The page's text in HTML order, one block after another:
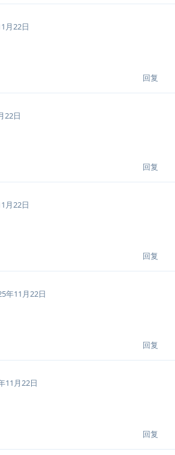
月22日
回复
22日
回复
月22日
回复
年11月22日
回复
11月22日
回复